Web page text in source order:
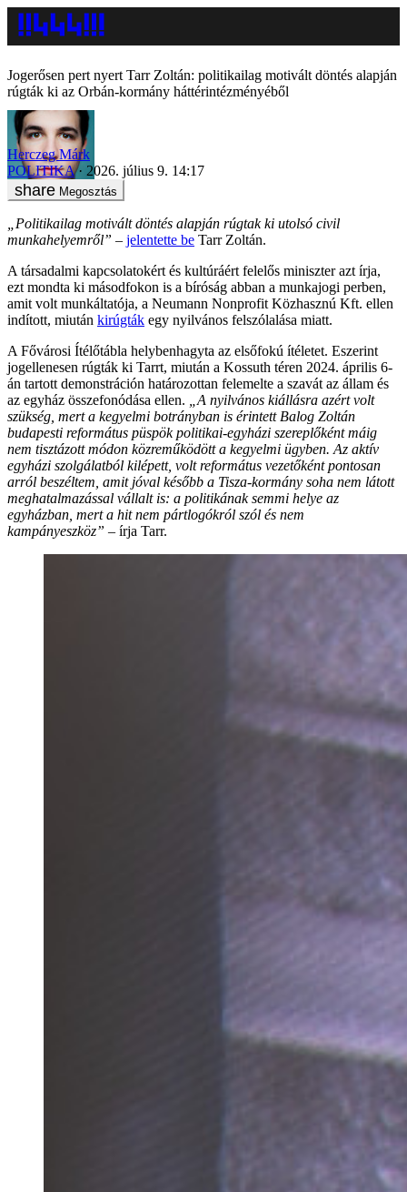
Jogerősen pert nyert Tarr Zoltán: politikailag motivált döntés alapján
rúgták ki az Orbán-kormány háttérintézményéből
Herczeg Márk
POLITIKA
2026. július 9. 14:17
Megosztás
„Politikailag motivált döntés alapján rúgtak ki utolsó civil
munkahelyemről” – jelentette be Tarr Zoltán.
A társadalmi kapcsolatokért és kultúráért felelős miniszter azt írja,
ezt mondta ki másodfokon is a bíróság abban a munkajogi perben,
amit volt munkáltatója, a Neumann Nonprofit Közhasznú Kft. ellen
indított, miután kirúgták egy nyilvános felszólalása miatt.
A Fővárosi Ítélőtábla helybenhagyta az elsőfokú ítéletet. Eszerint
jogellenesen rúgták ki Tarrt, miután a Kossuth téren 2024. április 6-
án tartott demonstráción határozottan felemelte a szavát az állam és
az egyház összefonódása ellen.
„A nyilvános kiállásra azért volt
szükség, mert a kegyelmi botrányban is érintett Balog Zoltán
budapesti református püspök politikai-egyházi szereplőként máig
nem tisztázott módon közreműködött a kegyelmi ügyben. Az aktív
egyházi szolgálatból kilépett, volt református vezetőként pontosan
arról beszéltem, amit jóval később a Tisza-kormány soha nem látott
meghatalmazással vállalt is: a politikának semmi helye az
egyházban, mert a hit nem pártlogókról szól és nem
kampányeszköz” – írja Tarr.